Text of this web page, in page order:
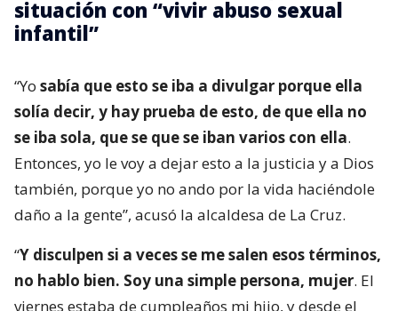
situación con “vivir abuso sexual
infantil”
“Yo sabía que esto se iba a divulgar porque ella
solía decir, y hay prueba de esto, de que ella no
se iba sola, que se que se iban varios con ella.
Entonces, yo le voy a dejar esto a la justicia y a Dios
también, porque yo no ando por la vida haciéndole
daño a la gente”, acusó la alcaldesa de La Cruz.
“Y disculpen si a veces se me salen esos términos,
no hablo bien. Soy una simple persona, mujer. El
viernes estaba de cumpleaños mi hijo, y desde el